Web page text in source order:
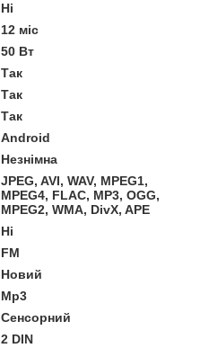
Ні
12 міс
50 Вт
Так
Так
Так
Android
Незнімна
JPEG, AVI, WAV, MPEG1,
MPEG4, FLAC, MP3, OGG,
MPEG2, WMA, DivX, APE
Ні
FM
Новий
Mp3
Сенсорний
2 DIN